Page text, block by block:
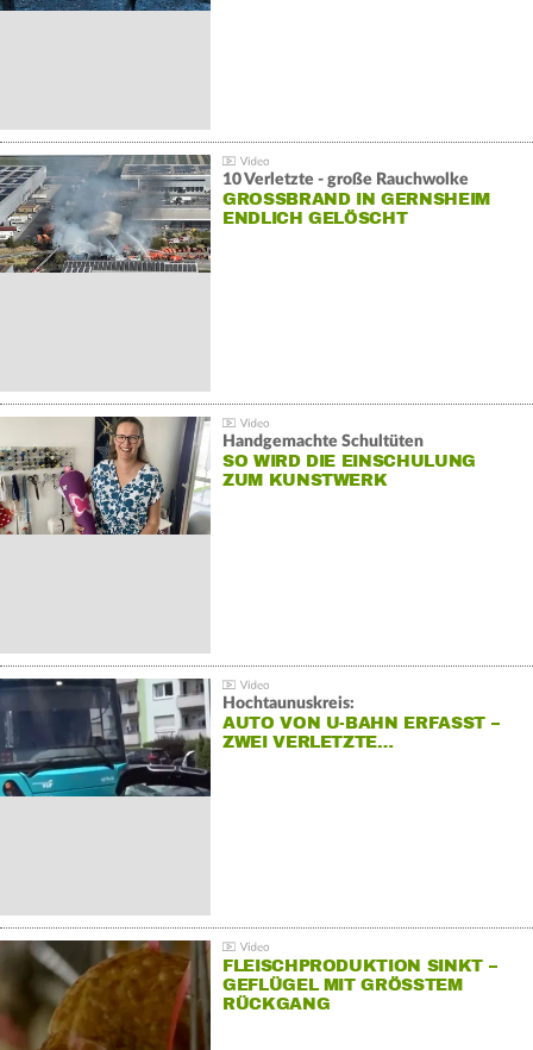
10 Verletzte - große Rauchwolke
GROSSBRAND IN GERNSHEIM E
NDLICH GELÖSCHT
Handgemachte Schultüten
SO WIRD DIE EINSCHULUNG
ZUM KUNSTWERK
Hochtaunuskreis:
AUTO VON U-BAHN ERFASST –
ZWEI VERLETZTE…
FLEISCHPRODUKTION SINKT –
GEFLÜGEL MIT GRÖSSTEM R
ÜCKGANG